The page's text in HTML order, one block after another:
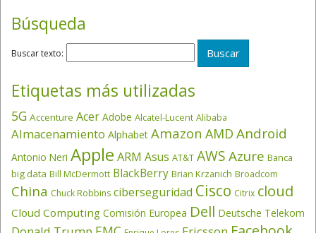
Búsqueda
Buscar texto:
Etiquetas más utilizadas
5G Accenture Acer Adobe Alcatel-Lucent Alibaba
Almacenamiento Alphabet Amazon AMD Android
Antonio Neri Apple ARM Asus AT&T AWSAzure Banca
big data Bill McDermott BlackBerry Brian Krzanich Broadcom
China Chuck Robbins ciberseguridad Cisco Citrix cloud
Cloud Computing Comisión Europea Dell Deutsche Telekom